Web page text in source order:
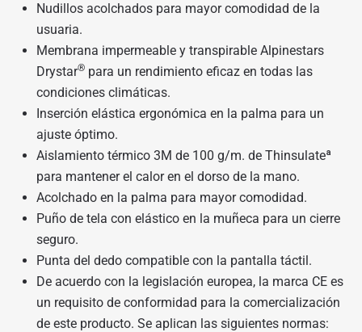
Nudillos acolchados para mayor comodidad de la
usuaria.
Membrana impermeable y transpirable Alpinestars
Drystar® para un rendimiento eficaz en todas las
condiciones climáticas.
Inserción elástica ergonómica en la palma para un
ajuste óptimo.
Aislamiento térmico 3M de 100 g/m. de Thinsulateª
para mantener el calor en el dorso de la mano.
Acolchado en la palma para mayor comodidad.
Puño de tela con elástico en la muñeca para un cierre
seguro.
Punta del dedo compatible con la pantalla táctil.
De acuerdo con la legislación europea, la marca CE es
un requisito de conformidad para la comercialización
de este producto. Se aplican las siguientes normas: